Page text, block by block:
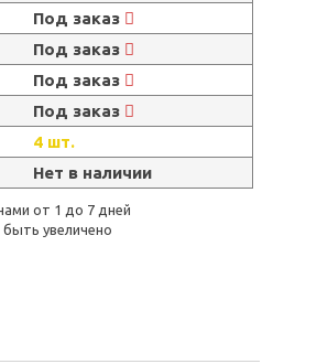
Под заказ
Под заказ
Под заказ
Под заказ
4 шт.
Нет в наличии
от 1 до 7 дней
увеличено